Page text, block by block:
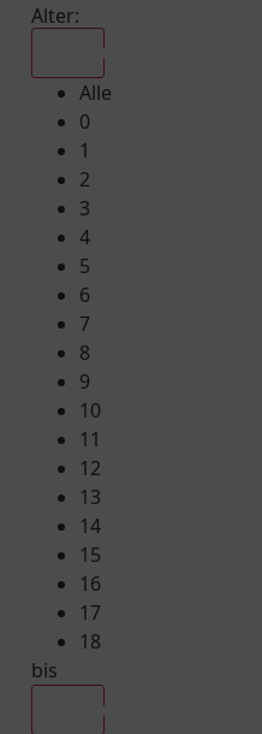
Alter:
Alle
0
1
2
3
4
5
6
7
8
9
10
11
12
13
14
15
16
17
18
bis